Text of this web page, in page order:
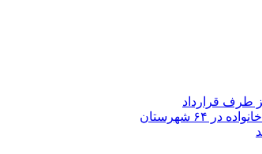
طرف قرارداد